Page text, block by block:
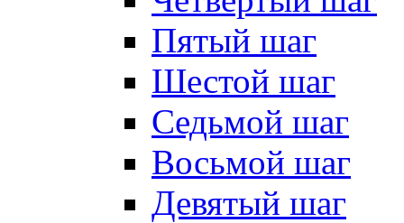
Пятый шаг
Шестой шаг
Седьмой шаг
Восьмой шаг
Девятый шаг